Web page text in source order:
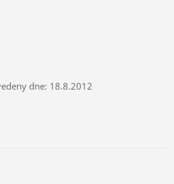
dne: 18.8.2012